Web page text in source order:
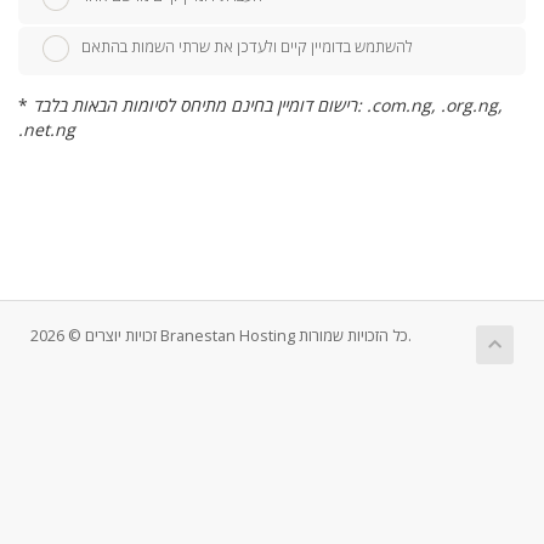
להשתמש בדומיין קיים ולעדכן את שרתי השמות בהתאם
* רישום דומיין בחינם מתיחס לסיומות הבאות בלבד: .com.ng, .org.ng,
.net.ng
זכויות יוצרים © 2026 Branestan Hosting כל הזכויות שמורות.